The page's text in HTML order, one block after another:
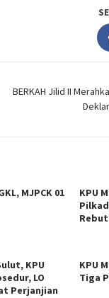
BERKAH Jilid II
MJPCK 01
KPU
Rebut
KPU
LO
Perjanjian
KPU
Tiga